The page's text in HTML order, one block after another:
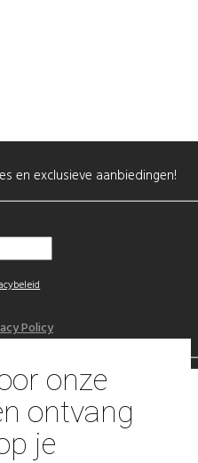
en exclusieve aanbiedingen!
Policy
onze
ontvang
je